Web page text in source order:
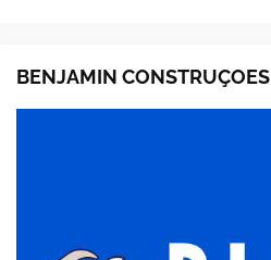
BENJAMIN CONSTRUÇOES